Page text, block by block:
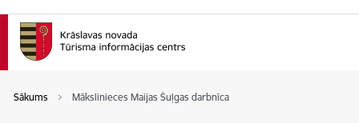
Sākums Mākslinieces Maijas Šuļgas darbnīca